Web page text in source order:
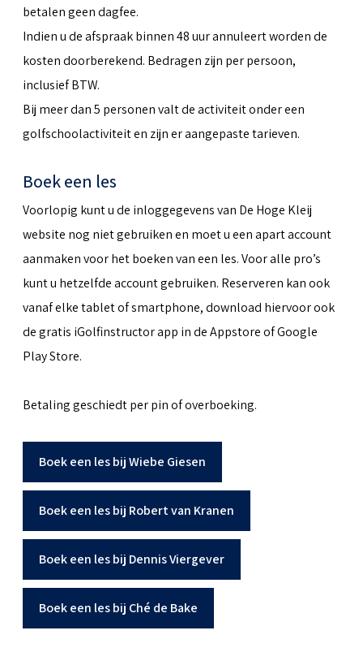
betalen geen dagfee.
Indien u de afspraak binnen 48 uur annuleert worden de
kosten doorberekend. Bedragen zijn per persoon,
inclusief BTW.
Bij meer dan 5 personen valt de activiteit onder een
golfschoolactiviteit en zijn er aangepaste tarieven.
Boek een les
Voorlopig kunt u de inloggegevens van De Hoge Kleij
website nog niet gebruiken en moet u een apart account
aanmaken voor het boeken van een les. Voor alle pro’s
kunt u hetzelfde account gebruiken. Reserveren kan ook
vanaf elke tablet of smartphone, download hiervoor ook
de gratis iGolfinstructor app in de Appstore of Google
Play Store.
Betaling geschiedt per pin of overboeking.
Boek een les bij Wiebe Giesen
Boek een les bij Robert van Kranen
Boek een les bij Dennis Viergever
Boek een les bij Ché de Bake